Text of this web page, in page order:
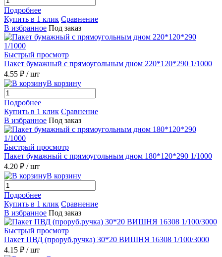
Подробнее
Купить в 1 клик Сравнение
В избранное Под заказ
Быстрый просмотр
Пакет бумажный с прямоугольным дном 220*120*290 1/1000
4.55 ₽ / шт
В корзину
Подробнее
Купить в 1 клик Сравнение
В избранное Под заказ
Быстрый просмотр
Пакет бумажный с прямоугольным дном 180*120*290 1/1000
4.20 ₽ / шт
В корзину
Подробнее
Купить в 1 клик Сравнение
В избранное Под заказ
Быстрый просмотр
Пакет ПВД (проруб.ручка) 30*20 ВИШНЯ 16308 1/100/3000
4.15 ₽ / шт